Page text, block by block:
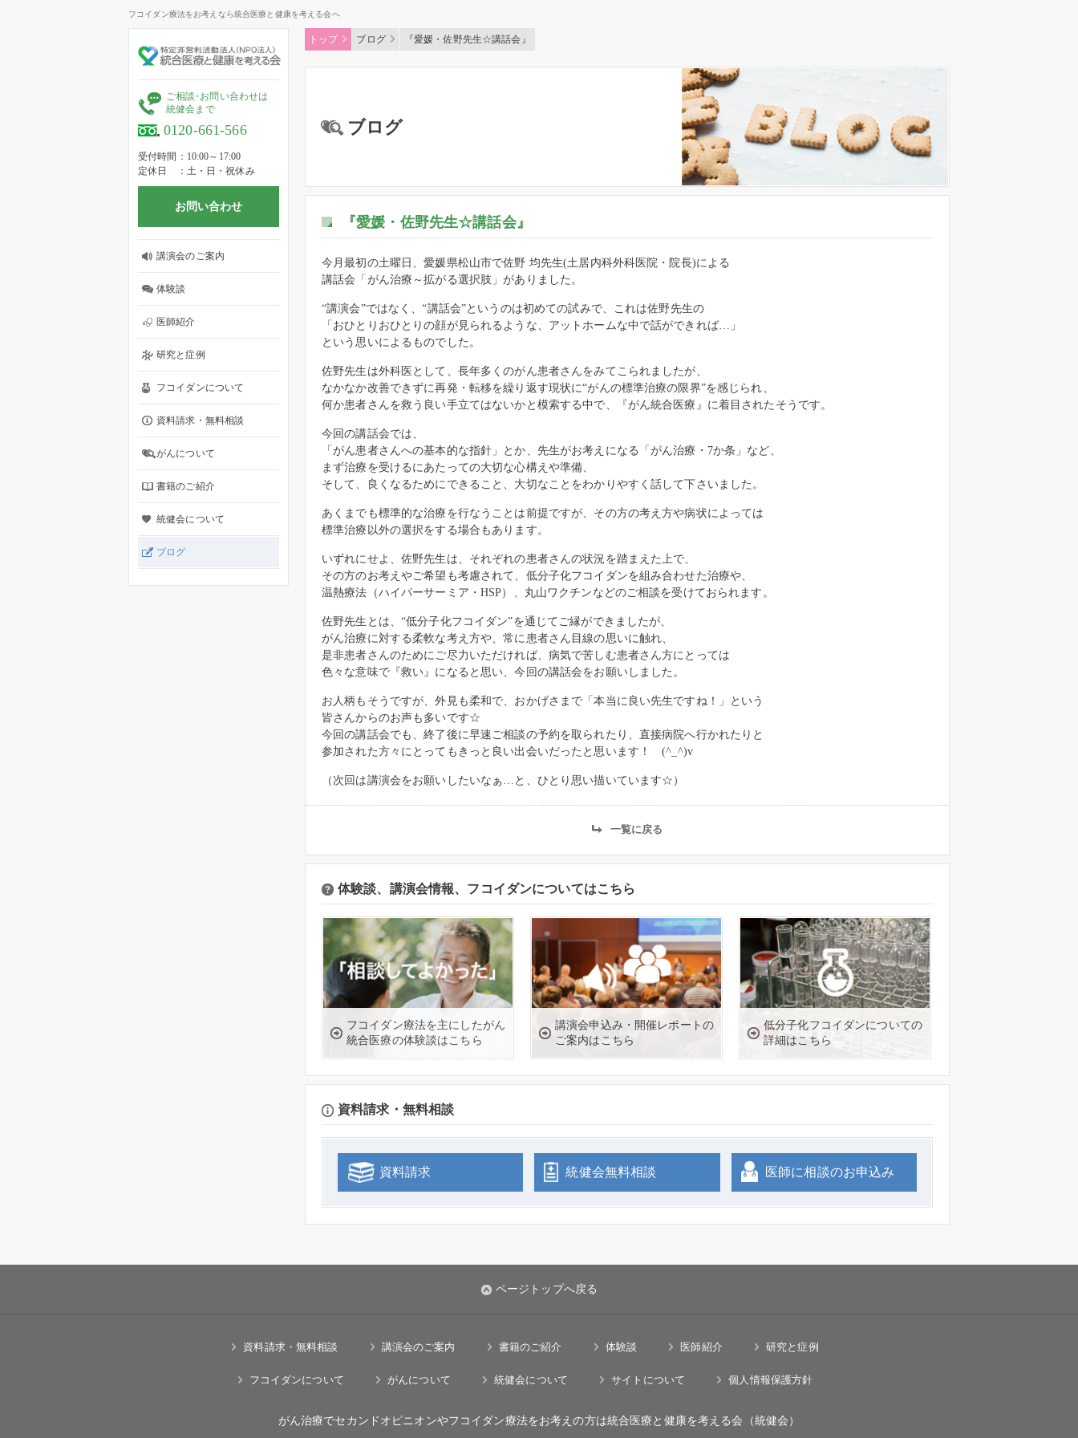
フコイダン療法をお考えなら統合医療と健康を考える会へ
ご相談・ お問い合わせは
統健会まで
0120-661-566
受付時間
10:00～17:00
定休日
土・日・祝休み
お問い合わせ
講演会のご案内
体験談
医師紹介
研究と症例
フコイダンについて
資料請求・無料相談
がんについて
書籍のご紹介
統健会について
ブログ
トップ ブログ 『愛媛・佐野先生☆講話会』
ブログ
『愛媛・佐野先生☆講話会』
今月最初の土曜日、愛媛県松山市で佐野 均先生(土居内科外科医院・院長)による
講話会「がん治療～拡がる選択肢」がありました。
“講演会”ではなく、“講話会”というのは初めての試みで、これは佐野先生の
「おひとりおひとりの顔が見られるような、アットホームな中で話ができれば…」
という思いによるものでした。
佐野先生は外科医として、長年多くのがん患者さんをみてこられましたが、
なかなか改善できずに再発・転移を繰り返す現状に“がんの標準治療の限界”を感じられ、
何か患者さんを救う良い手立てはないかと模索する中で、『がん統合医療』に着目されたそうです。
今回の講話会では、
「がん患者さんへの基本的な指針」とか、先生がお考えになる「がん治療・7か条」など、
まず治療を受けるにあたっての大切な心構えや準備、
そして、良くなるためにできること、大切なことをわかりやすく話して下さいました。
あくまでも標準的な治療を行なうことは前提ですが、その方の考え方や病状によっては
標準治療以外の選択をする場合もあります。
いずれにせよ、佐野先生は、それぞれの患者さんの状況を踏まえた上で、
その方のお考えやご希望も考慮されて、低分子化フコイダンを組み合わせた治療や、
温熱療法（ハイパーサーミア・HSP）、丸山ワクチンなどのご相談を受けておられます。
佐野先生とは、“低分子化フコイダン”を通じてご縁ができましたが、
がん治療に対する柔軟な考え方や、常に患者さん目線の思いに触れ、
是非患者さんのためにご尽力いただければ、病気で苦しむ患者さん方にとっては
色々な意味で『救い』になると思い、今回の講話会をお願いしました。
お人柄もそうですが、外見も柔和で、おかげさまで「本当に良い先生ですね！」という
皆さんからのお声も多いです☆
今回の講話会でも、終了後に早速ご相談の予約を取られたり、直接病院へ行かれたりと
参加された方々にとってもきっと良い出会いだったと思います！ (^_^)v
（次回は講演会をお願いしたいなぁ…と、ひとり思い描いています☆）
一覧に戻る
体験談、講演会情報、フコイダンについてはこちら
フコイダン療法を主にしたがん
統合医療の体験談はこちら
講演会申込み・開催レポートの
ご案内はこちら
低分子化フコイダンについての
詳細はこちら
資料請求・無料相談
資料請求 統健会無料相談 医師に相談のお申込み
ページトップへ戻る
資料請求・無料相談 講演会のご案内 書籍のご紹介 体験談 医師紹介 研究と症例
フコイダンについて がんについて 統健会について サイトについて 個人情報保護方針
がん治療でセカンドオピニオンやフコイダン療法をお考えの方は統合医療と健康を考える会（統健会）